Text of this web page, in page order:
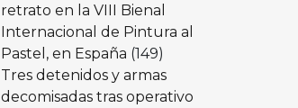
retrato en la VIII Bienal
Internacional de Pintura al
Pastel, en España (149)
Tres detenidos y armas
decomisadas tras operativo